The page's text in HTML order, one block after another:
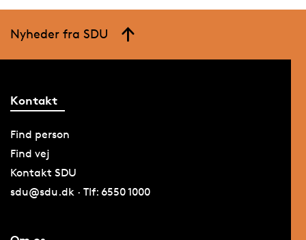
Nyheder fra SDU
Kontakt
Find person
Find vej
Kontakt SDU
sdu@sdu.dk · Tlf: 6550 1000